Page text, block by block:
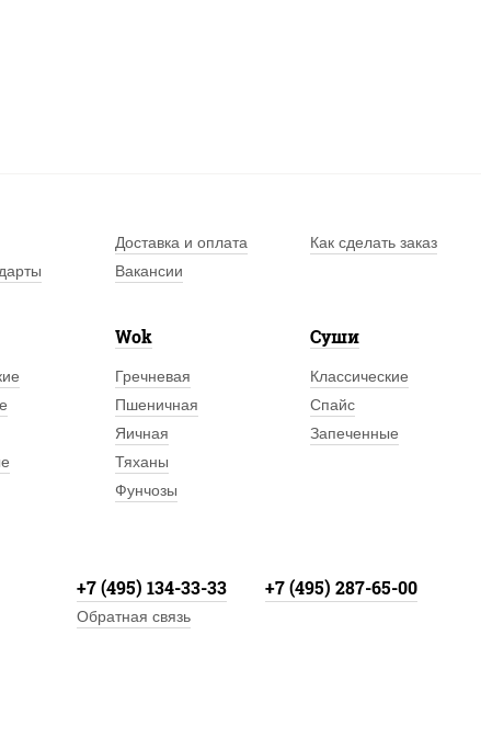
Доставка и оплата Как сделать заказ
Вакансии
Wok
Гречневая
Пшеничная
Яичная
Тяханы
Фунчозы
Суши
Классические
Спайс
Запеченные
+7 (495) 134-33-33 +7 (495) 287-65-00
Обратная связь